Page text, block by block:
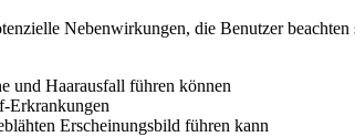
Nebenwirkungen, die Benutzer beachten
und Haarausfall führen können
Erkrankungen
Erscheinungsbild führen kann